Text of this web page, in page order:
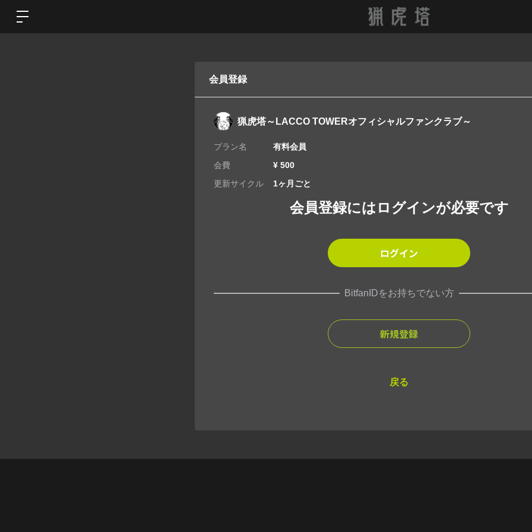
会員登録
猟虎塔～LACCO TOWERオフィシャルファンクラブ～
プラン名
有料会員
会費
¥ 500
更新サイクル
1ヶ月ごと
会員登録にはログインが必要です
ログイン
BitfanIDをお持ちでない方
新規登録
戻る